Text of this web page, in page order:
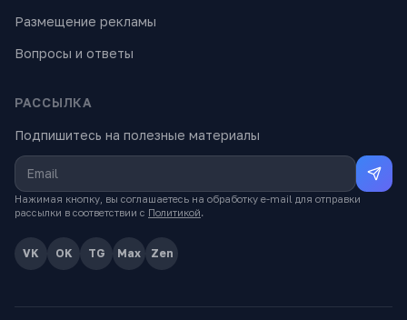
Размещение рекламы
Вопросы и ответы
РАССЫЛКА
Подпишитесь на полезные материалы
Нажимая кнопку, вы соглашаетесь на обработку e-mail для отправки
рассылки в соответствии с Политикой.
VK OK TG Max Zen